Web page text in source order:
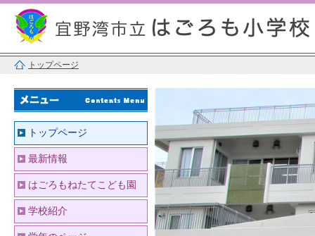
トップページ
トップページ
最新情報
はごろもねたてこども園
学校紹介